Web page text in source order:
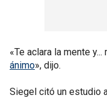
«Te aclara la mente
ánimo», dijo.
Siegel citó un estudio